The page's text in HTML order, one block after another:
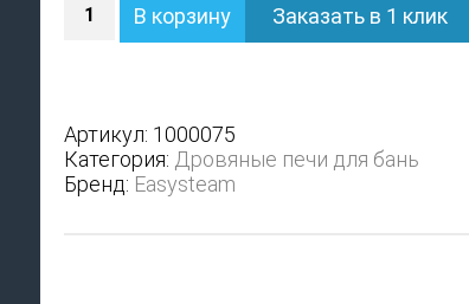
Печь
Анапа
кожухе
-
Варианты
кожуха
В корзину Заказать в 1 клик
Артикул: 1000075
Категория: Дровяные печи для бань
Бренд: Easysteam